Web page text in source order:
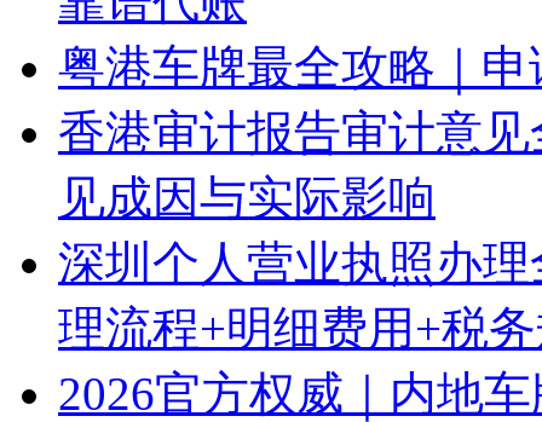
粤港车牌最全攻略｜
香港审计报告审计意
见成因与实际影响
深圳个人营业执照办
理流程+明细费用+税
2026官方权威｜内地